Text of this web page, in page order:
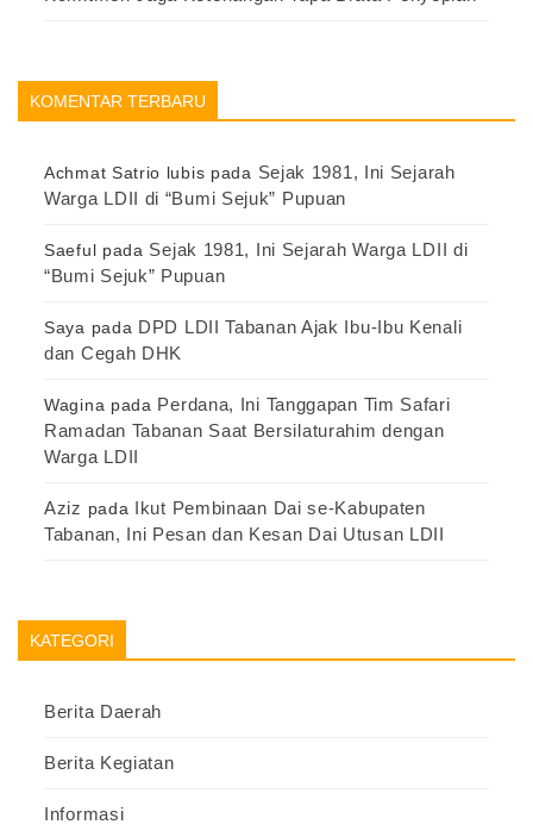
KOMENTAR TERBARU
Achmat Satrio lubis pada Sejak 1981, Ini Sejarah
Warga LDII di “Bumi Sejuk” Pupuan
Saeful pada Sejak 1981, Ini Sejarah Warga LDII di
“Bumi Sejuk” Pupuan
Saya pada DPD LDII Tabanan Ajak Ibu-Ibu Kenali
dan Cegah DHK
Wagina pada Perdana, Ini Tanggapan Tim Safari
Ramadan Tabanan Saat Bersilaturahim dengan
Warga LDII
Aziz pada Ikut Pembinaan Dai se-Kabupaten
Tabanan, Ini Pesan dan Kesan Dai Utusan LDII
KATEGORI
Berita Daerah
Berita Kegiatan
Informasi